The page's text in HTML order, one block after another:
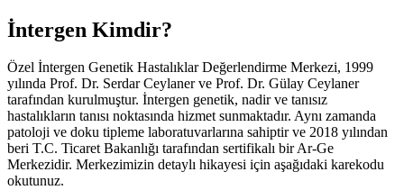
İntergen Kimdir?
Özel İntergen Genetik Hastalıklar Değerlendirme Merkezi, 1999
yılında Prof. Dr. Serdar Ceylaner ve Prof. Dr. Gülay Ceylaner
tarafından kurulmuştur. İntergen genetik, nadir ve tanısız
hastalıkların tanısı noktasında hizmet sunmaktadır. Aynı zamanda
patoloji ve doku tipleme laboratuvarlarına sahiptir ve 2018 yılından
beri T.C. Ticaret Bakanlığı tarafından sertifikalı bir Ar-Ge
Merkezidir. Merkezimizin detaylı hikayesi için aşağıdaki karekodu
okutunuz.